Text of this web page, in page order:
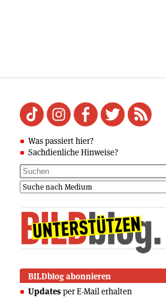
Was passiert hier?
Sachdienliche Hinweise?
BILDblog abonnieren
Updates per E-Mail erhalten